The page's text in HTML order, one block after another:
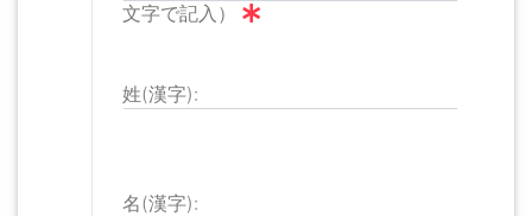
文字で記入）
姓(漢字):
名(漢字):